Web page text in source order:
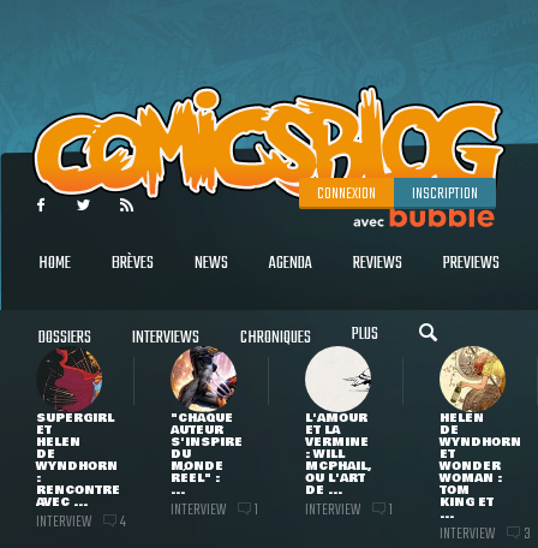
CONNEXION INSCRIPTION
HOME BRÈVES NEWS AGENDA REVIEWS PREVIEWS
DOSSIERS INTERVIEWS CHRONIQUES PLUS
SUPERGIRL
ET
HELEN
DE
WYNDHORN
:
RENCONTRE
AVEC ...
INTERVIEW 4
"CHAQUE
AUTEUR
S'INSPIRE
DU
MONDE
RÉEL" :
...
INTERVIEW 1
L'AMOUR
ET LA
VERMINE
: WILL
MCPHAIL,
OU L'ART
DE ...
INTERVIEW 1
HELEN
DE
WYNDHORN
ET
WONDER
WOMAN :
TOM
KING ET
...
INTERVIEW 3